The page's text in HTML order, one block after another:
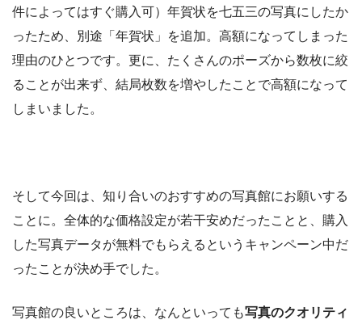
件によってはすぐ購入可） 年賀状を七五三の写真にしたか
ったため、別途「年賀状」を追加。高額になってしまった
理由のひとつです。更に、たくさんのポーズから数枚に絞
ることが出来ず、結局枚数を増やしたことで高額になって
しまいました。
そして今回は、知り合いのおすすめの写真館にお願いする
ことに。全体的な価格設定が若干安めだったことと、 購入
した写真データが無料でもらえる というキャンペーン中だ
ったことが決め手でした。
写真館の良いところは、なんといっても写真のクオリティ